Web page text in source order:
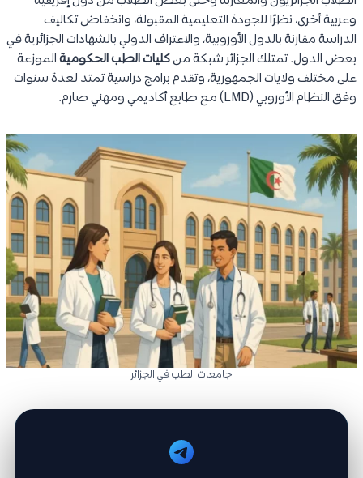
وعربية أخرى، نظرًا للجودة التعليمية المقبولة، وانخفاض تكاليف
الدراسة مقارنة بالدول الأوروبية، والاعتراف الدولي بالشهادات الجزائرية في
بعض الدول. تمتلك الجزائر شبكة منكليات الطب الحكوميةالموزعة
على مختلف ولايات الجمهورية، وتقدم برامج دراسية تمتد لعدة سنوات
وفق النظام الأوروبي (LMD) مع طابع أكاديمي ومهني صارم.
جامعات الطب في الجزائر